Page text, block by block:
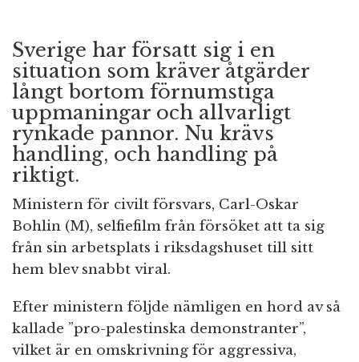
Sverige har försatt sig i en
situation som kräver åtgärder
långt bortom förnumstiga
uppmaningar och allvarligt
rynkade pannor. Nu krävs
handling, och handling på
riktigt.
Ministern för civilt försvars, Carl-Oskar
Bohlin (M), selfiefilm från försöket att ta sig
från sin arbetsplats i riksdagshuset till sitt
hem blev snabbt viral.
Efter ministern följde nämligen en hord av så
kallade ”pro-palestinska demonstranter”,
vilket är en omskrivning för aggressiva,